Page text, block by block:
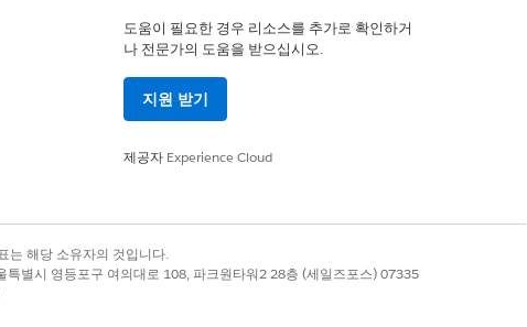
도움이 필요한 경우 리소스를 추가로 확인하거
나 전문가의 도움을 받으십시오.
지원 받기
제공자 Experience Cloud
해당 소유자의 것입니다.
별시 영등포구 여의대로 108, 파크원타워2 28층 (세일즈포스) 07335